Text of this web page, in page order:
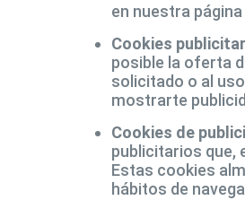
en nuestra
Cookies
posible la oferta
solicitado o al
mostrarte
Cookies de
publicitarios que,
Estas cookies
hábitos de